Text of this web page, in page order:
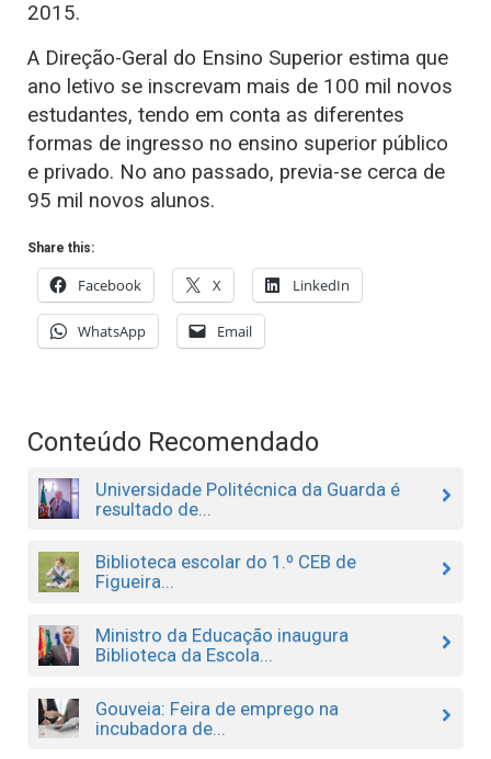
2015.
A Direção-Geral do Ensino Superior estima que
ano letivo se inscrevam mais de 100 mil novos
estudantes, tendo em conta as diferentes
formas de ingresso no ensino superior público
e privado. No ano passado, previa-se cerca de
95 mil novos alunos.
Share this:
Facebook X LinkedIn
WhatsApp Email
Conteúdo Recomendado
Universidade Politécnica da Guarda é
resultado de...
Biblioteca escolar do 1.º CEB de
Figueira...
Ministro da Educação inaugura
Biblioteca da Escola...
Gouveia: Feira de emprego na
incubadora de...